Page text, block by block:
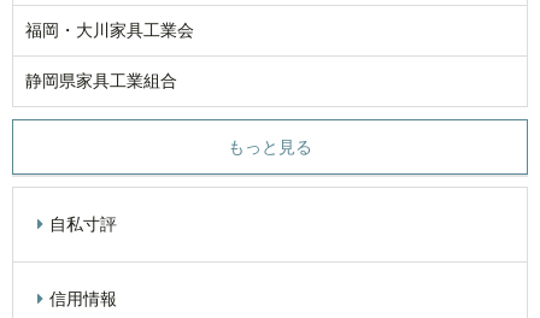
福岡・大川家具工業会
静岡県家具工業組合
もっと見る
自私寸評
信用情報